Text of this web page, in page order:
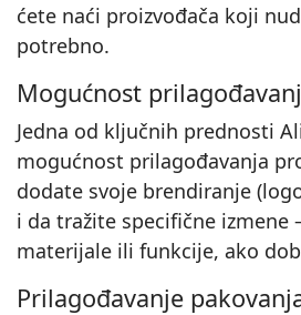
ćete naći proizvođača koji
potrebno.
Mogućnost
Jedna od ključnih prednosti
mogućnost prilagođavanja
dodate svoje brendiranje
i da tražite specifične izmene
materijale ili funkcije, ako
Prilagođavanje